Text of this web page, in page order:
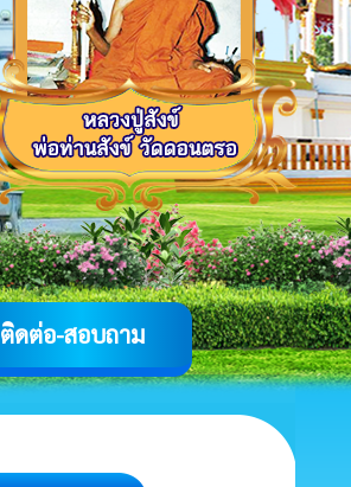
ติดต่อ-สอบถาม